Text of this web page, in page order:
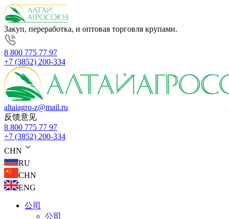
Закуп, переработка, и оптовая торговля крупами.
8 800 775 77 97
+7 (3852) 200-334
altaiagro-z@mail.ru
反馈意见
8 800 775 77 97
+7 (3852) 200-334
CHN
RU
CHN
ENG
公司
公司